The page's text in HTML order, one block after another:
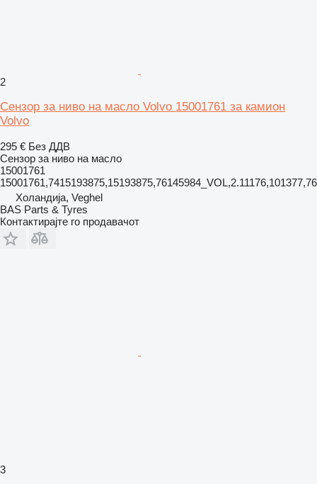
2
Сензор за ниво на масло Volvo 15001761 за камион
Volvo
295 € Без ДДВ
Сензор за ниво на масло
15001761
Холандија, Veghel
BAS Parts & Tyres
Контактирајте го продавачот
3